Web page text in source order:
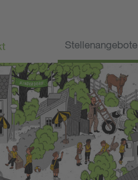
Stellenangebote